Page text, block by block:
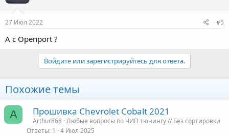
27 Июл 2022 #5
А с Openport ?
Войдите или зарегистрируйтесь для ответа.
Похожие темы
A Прошивка Chevrolet Cobalt 2021
Arthur868 Любые вопросы по ЧИП тюнингу // Без сортировки
Ответы 1 4 Июл 2025